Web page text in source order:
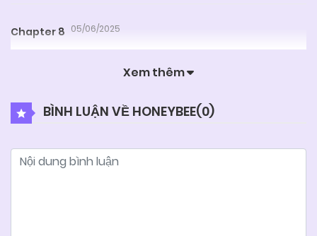
Chapter 8 05/06/2025
Xem thêm
BÌNH LUẬN VỀ HONEYBEE(0)